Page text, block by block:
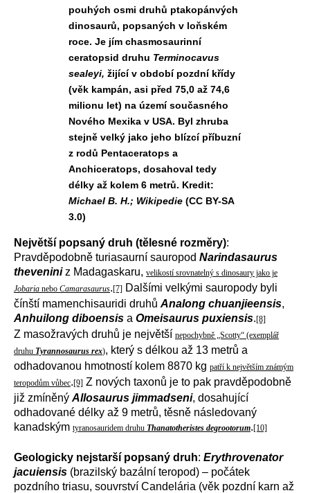
pouhých osmi druhů ptakopánvých
dinosaurů, popsaných v loňském
roce. Je jím chasmosaurinní
ceratopsid druhu Terminocavus
sealeyi, žijící v období pozdní křídy
(věk kampán, asi před 75,0 až 74,6
milionu let) na území současného
Nového Mexika v USA. Byl zhruba
stejně velký jako jeho blízcí příbuzní
z rodů Pentaceratops a
Anchiceratops, dosahoval tedy
délky až kolem 6 metrů. Kredit:
Michael B. H.; Wikipedie (CC BY-SA
3.0)
Největší popsaný druh (tělesné rozměry):
Pravděpodobně turiasaurní sauropod Narindasaurus
theveniniz Madagaskaru, velikostí srovnatelný s dinosaury jako je
Jobaria nebo Camarasaurus.[7] Dalšími velkými sauropody byli
čínští mamenchisauridi druhů Analong chuanjieensis,
Anhuilong diboensis a Omeisaurus puxiensis.[8]
Z masožravých druhů je největší nepochybně „Scotty“ (exemplář
druhu Tyrannosaurus rex), který s délkou až 13 metrů a
odhadovanou hmotností kolem 8870 kg patří k největším známým
teropodům vůbec.[9] Z nových taxonů je to pak pravděpodobně
již zmíněný Allosaurus jimmadseni, dosahující
odhadované délky až 9 metrů, těsně následovaný
kanadským tyranosauridem druhu Thanatotheristes degrootorum.[10]
Geologicky nejstarší popsaný druh: Erythrovenator
jacuiensis (brazilský bazální teropod) – počátek
pozdního triasu, souvrství Candelária (věk pozdní karn až